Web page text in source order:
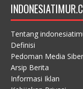
Tentang
Definisi
Pedoman Media Siber
Arsip Berita
Informasi Iklan